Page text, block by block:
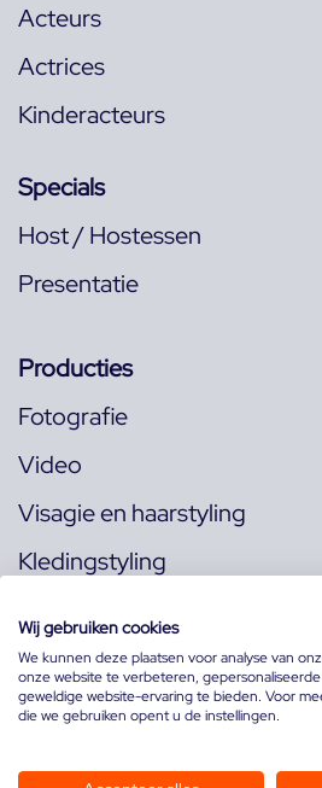
Acteurs
Actrices
Kinderacteurs
Specials
Host / Hostessen
Presentatie
Producties
Fotografie
Video
Visagie en haarstyling
Kledingstyling
Volg ons op:
Wij gebruiken cookies
We kunnen deze plaatsen voor analyse van
onze website te verbeteren,
geweldige website-ervaring te bieden. Voor
die we gebruiken opent u de instellingen.